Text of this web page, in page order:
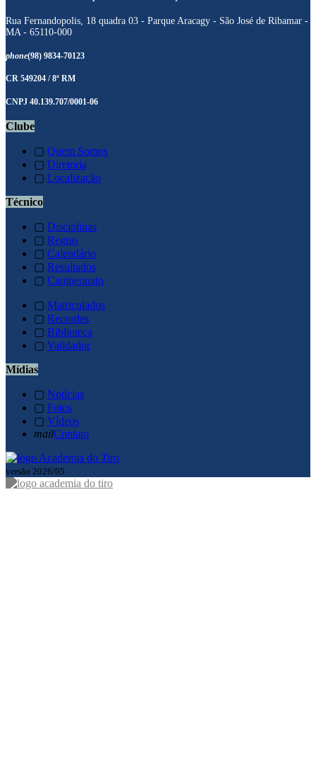
Rua Fernandopolis, 18 quadra 03 - Parque Aracagy - São José de Ribamar -
MA - 65110-000
phone(98) 9834-70123
CR 549204 / 8ª RM
CNPJ 40.139.707/0001-06
Clube
▢ Quem Somos
▢ Diretoria
▢ Localização
Técnico
▢ Disciplinas
▢ Regras
▢ Calendário
▢ Resultados
▢ Campeonato
▢ Matriculados
▢ Recordes
▢ Biblioteca
▢ Validador
Mídias
▢ Notícias
▢ Fotos
▢ Vídeos
mailContato
versão 2026/05